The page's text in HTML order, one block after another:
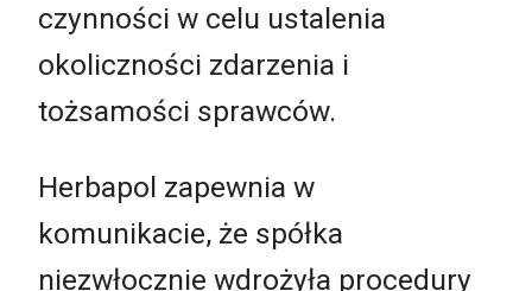
czynności w celu ustalenia
okoliczności zdarzenia i
tożsamości sprawców.
Herbapol zapewnia w
komunikacie, że spółka
niezwłocznie wdrożyła procedury